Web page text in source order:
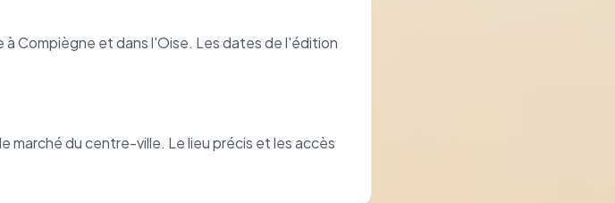
Compiègne et dans l'Oise. Les dates de l'édition
marché du centre-ville. Le lieu précis et les accès